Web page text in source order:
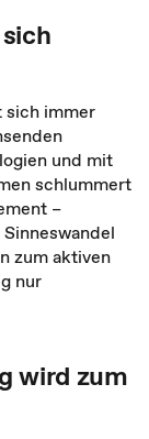
sich immer
und mit
schlummert
–
zum aktiven
nur
wird zum